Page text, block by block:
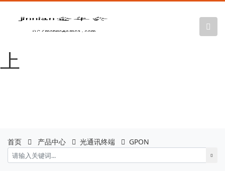
金年会|金年会
·jinnian(金字招牌)诚信至
上
首页 产品中心 光通讯终端 GPON